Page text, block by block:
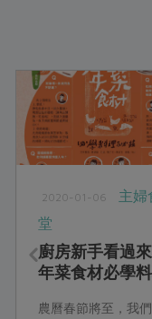
2020-01-06
主婦
堂
廚房新手看過來
年菜食材必學
農曆春節將至，我